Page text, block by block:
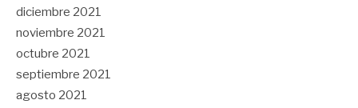
diciembre 2021
noviembre 2021
octubre 2021
septiembre 2021
agosto 2021